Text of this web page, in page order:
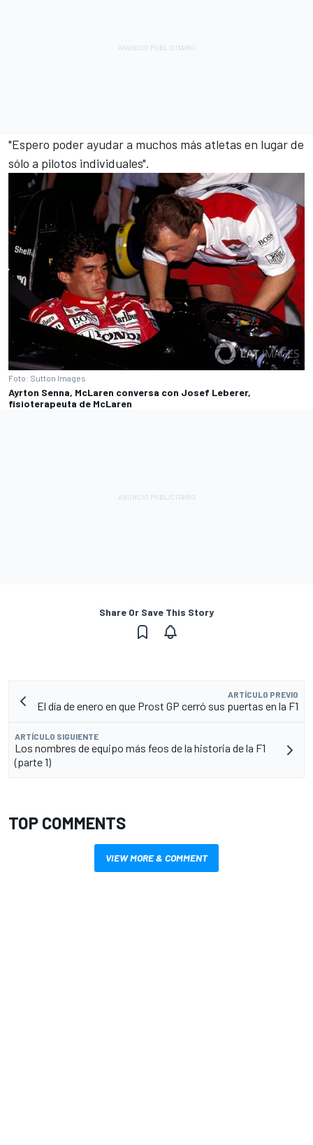
"Espero poder ayudar a muchos más atletas en lugar de
sólo a pilotos individuales".
Foto: Sutton Images
Ayrton Senna, McLaren conversa con Josef Leberer,
fisioterapeuta de McLaren
Share Or Save This Story
ARTÍCULO PREVIO
El día de enero en que Prost GP cerró sus puertas en la F1
ARTÍCULO SIGUIENTE
Los nombres de equipo más feos de la historia de la F1
(parte 1)
TOP COMMENTS
VIEW MORE & COMMENT